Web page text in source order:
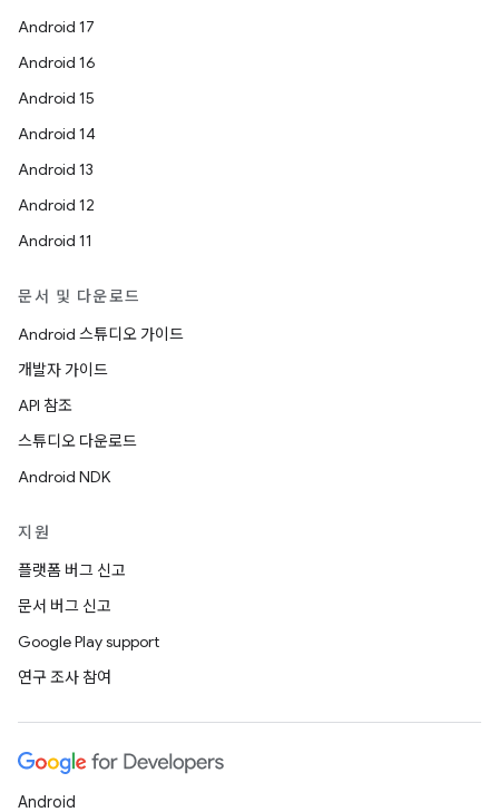
Android 17
Android 16
Android 15
Android 14
Android 13
Android 12
Android 11
문서 및 다운로드
Android 스튜디오 가이드
개발자 가이드
API 참조
스튜디오 다운로드
Android NDK
지원
플랫폼 버그 신고
문서 버그 신고
Google Play support
연구 조사 참여
Android